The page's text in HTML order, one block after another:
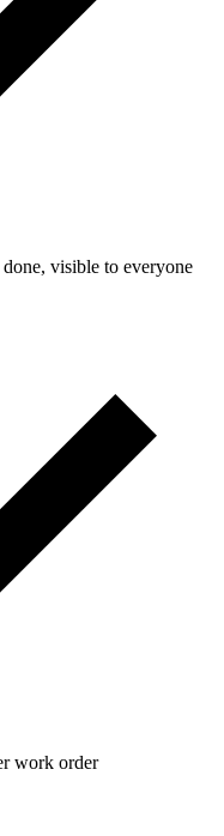
visible to everyone
work order